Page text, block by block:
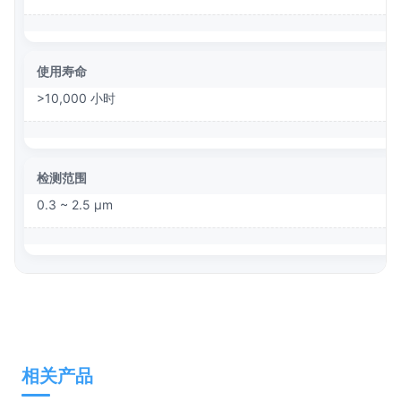
使用寿命
>10,000 小时
检测范围
0.3 ~ 2.5 μm
相关产品